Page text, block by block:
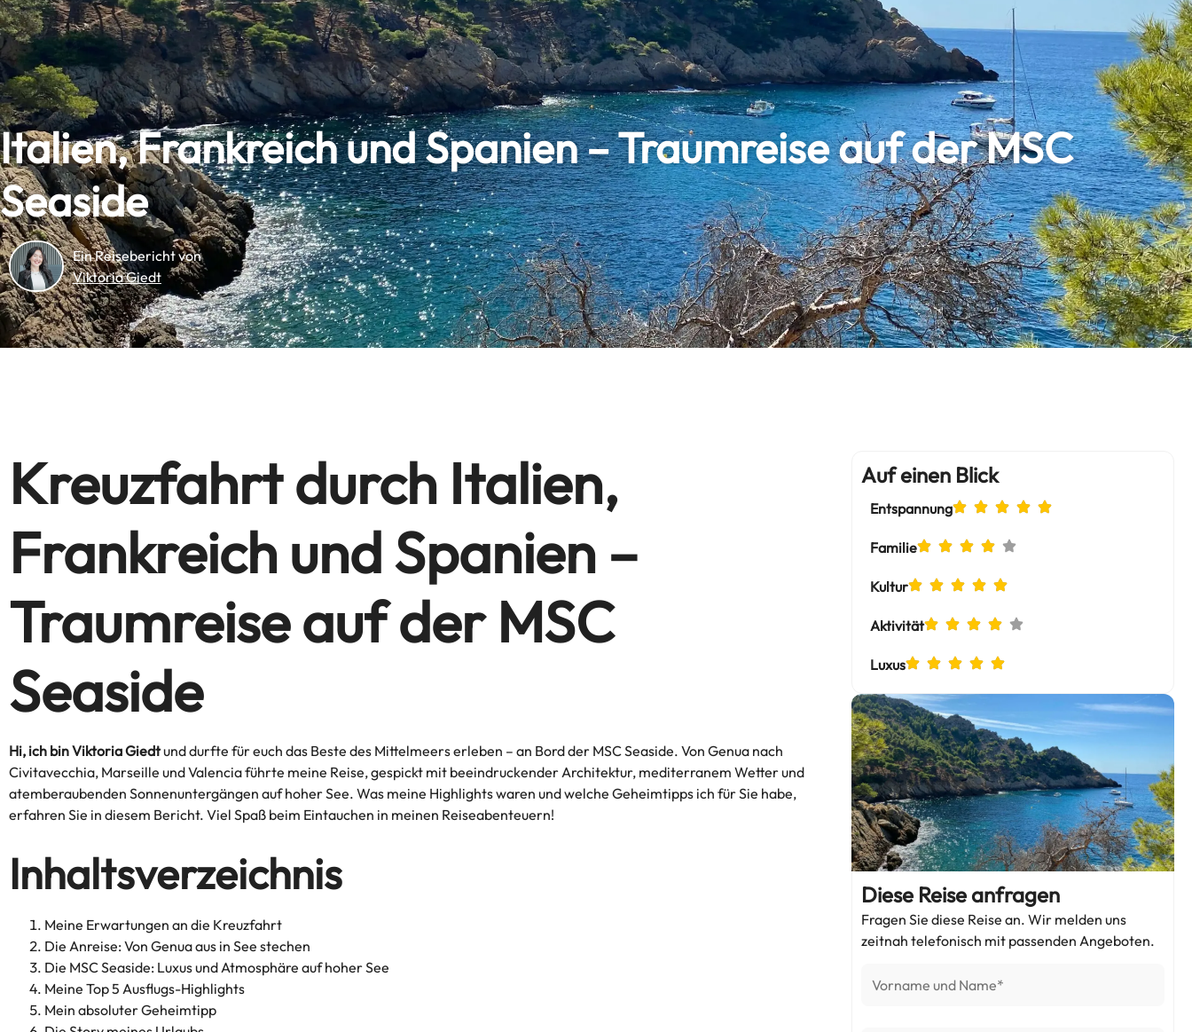
Italien, Frankreich und Spanien – Traumreise auf der MSC
Seaside
Ein Reisebericht von
Viktoria Giedt
Kreuzfahrt durch Italien,
Frankreich und Spanien –
Traumreise auf der MSC
Seaside
Hi, ich bin Viktoria Giedtund durfte für euch das Beste des Mittelmeers erleben – an Bord der MSC Seaside. Von Genua nach
Civitavecchia, Marseille und Valencia führte meine Reise, gespickt mit beeindruckender Architektur, mediterranem Wetter und
atemberaubenden Sonnenuntergängen auf hoher See. Was meine Highlights waren und welche Geheimtipps ich für Sie habe,
erfahren Sie in diesem Bericht. Viel Spaß beim Eintauchen in meinen Reiseabenteuern!
Inhaltsverzeichnis
Meine Erwartungen an die Kreuzfahrt
Die Anreise: Von Genua aus in See stechen
Die MSC Seaside: Luxus und Atmosphäre auf hoher See
Meine Top 5 Ausflugs-Highlights
Mein absoluter Geheimtipp
Auf einen Blick
Entspannung
Familie
Kultur
Aktivität
Luxus
Diese Reise anfragen
Fragen Sie diese Reise an. Wir melden uns
zeitnah telefonisch mit passenden Angeboten.